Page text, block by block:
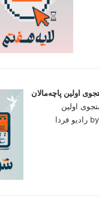
اولین‌ پاچه‌مالان
اولین‌